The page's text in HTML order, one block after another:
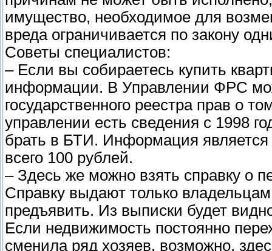
имущество, необходимое для
вреда ограничивается по закону
Советы специалистов:
– Если вы собираетесь купить
информации. В Управлении ФРС
государственного реестра прав о
управлении есть сведения с 1998
брать в БТИ. Информация является
всего 100 рублей.
– Здесь же можно взять справку о
Справку выдают только
предъявить. Из выписки будет
Если недвижимость постоянно
сменила ряд хозяев, возможно,